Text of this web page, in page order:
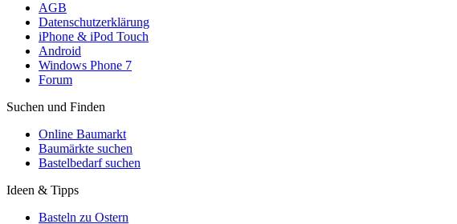
AGB
Datenschutzerklärung
iPhone & iPod Touch
Android
Windows Phone 7
Forum
Suchen und Finden
Online Baumarkt
Baumärkte suchen
Bastelbedarf suchen
Ideen & Tipps
Basteln zu Ostern